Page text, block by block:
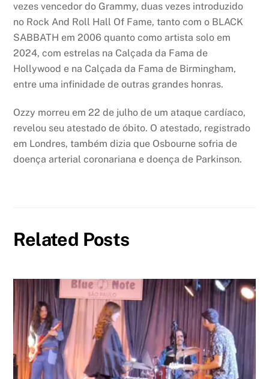
vezes vencedor do Grammy, duas vezes introduzido
no Rock And Roll Hall Of Fame, tanto com o BLACK
SABBATH em 2006 quanto como artista solo em
2024, com estrelas na Calçada da Fama de
Hollywood e na Calçada da Fama de Birmingham,
entre uma infinidade de outras grandes honras.
Ozzy morreu em 22 de julho de um ataque cardíaco,
revelou seu atestado de óbito. O atestado, registrado
em Londres, também dizia que Osbourne sofria de
doença arterial coronariana e doença de Parkinson.
Related Posts